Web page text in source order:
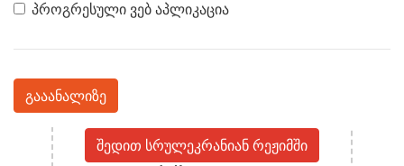
პროგრესული ვებ აპლიკაცია
გააანალიზე
შედით სრულეკრანიან რეჟიმში